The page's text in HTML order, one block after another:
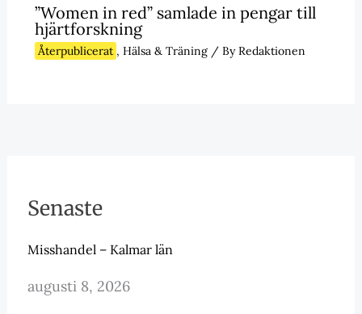
”Women in red” samlade in pengar till
hjärtforskning
Återpublicerat , Hälsa & Träning/ ByRedaktionen
Senaste
Misshandel – Kalmar län
augusti 8, 2026